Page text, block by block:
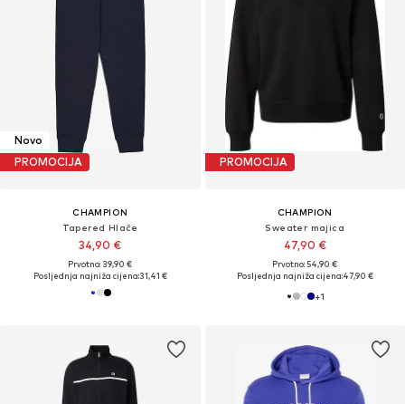
Novo
PROMOCIJA
CHAMPION
Tapered Hlače
34,90 €
Prvotno: 39,90 €
Posljednja najniža cijena:31,41 €
PROMOCIJA
CHAMPION
Sweater majica
47,90 €
Prvotno: 54,90 €
Posljednja najniža cijena:47,90 €
+1